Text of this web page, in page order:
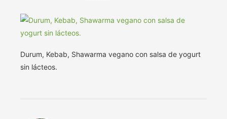
Durum, Kebab, Shawarma vegano con salsa de yogurt
sin lácteos.